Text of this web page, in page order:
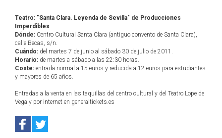
Teatro: "Santa Clara. Leyenda de Sevilla" de Producciones
Imperdibles
Dónde: Centro Cultural Santa Clara (antiguo convento de Santa Clara),
calle Becas, s/n.
Cuándo: del martes 7 de junio al sábado 30 de julio de 2011.
Horario: de martes a sábado a las 22:30 horas.
Coste: entrada normal a 15 euros y reducida a 12 euros para estudiantes
y mayores de 65 años.
Entradas a la venta en las taquillas del centro cultural y del Teatro Lope de
Vega y por internet en generaltickets.es